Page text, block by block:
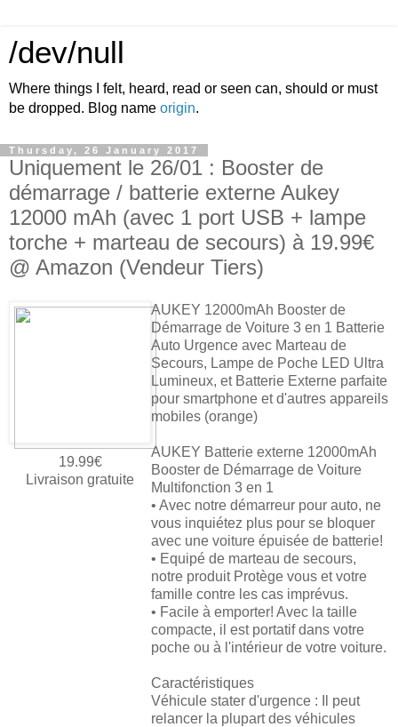
/dev/null
Where things I felt, heard, read or seen can, should or must
be dropped. Blog name origin.
Thursday, 26 January 2017
Uniquement le 26/01 : Booster de
démarrage / batterie externe Aukey
12000 mAh (avec 1 port USB + lampe
torche + marteau de secours) à 19.99€
@ Amazon (Vendeur Tiers)
19.99€
Livraison gratuite
AUKEY 12000mAh Booster de
Démarrage de Voiture 3 en 1 Batterie
Auto Urgence avec Marteau de
Secours, Lampe de Poche LED Ultra
Lumineux, et Batterie Externe parfaite
pour smartphone et d'autres appareils
mobiles (orange)
AUKEY Batterie externe 12000mAh
Booster de Démarrage de Voiture
Multifonction 3 en 1
• Avec notre démarreur pour auto, ne
vous inquiétez plus pour se bloquer
avec une voiture épuisée de batterie!
• Equipé de marteau de secours,
notre produit Protège vous et votre
famille contre les cas imprévus.
• Facile à emporter! Avec la taille
compacte, il est portatif dans votre
poche ou à l'intérieur de votre voiture.
Caractéristiques
Véhicule stater d'urgence : Il peut
relancer la plupart des véhicules